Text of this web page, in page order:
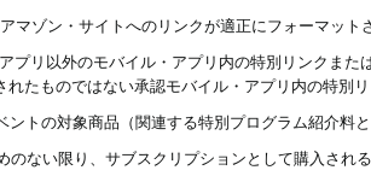
マゾン・サイトへのリンクが適正にフォーマッ
プリ以外のモバイル・アプリ内の特別リンクま
れたものではない承認モバイル・アプリ内の特別
ントの対象商品（関連する特別プログラム紹介料
のない限り、サブスクリプションとして購入され